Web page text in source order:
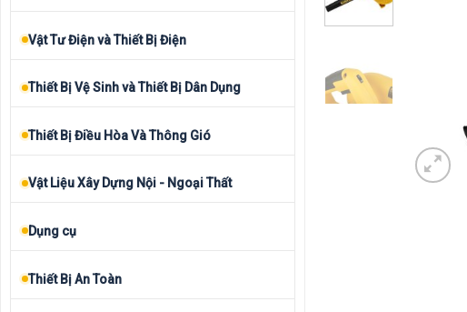
Vật Tư Điện và Thiết Bị Điện
Thiết Bị Vệ Sinh và Thiết Bị Dân Dụng
Thiết Bị Điều Hòa Và Thông Gió
Vật Liệu Xây Dựng Nội - Ngoại Thất
Dụng cụ
Thiết Bị An Toàn